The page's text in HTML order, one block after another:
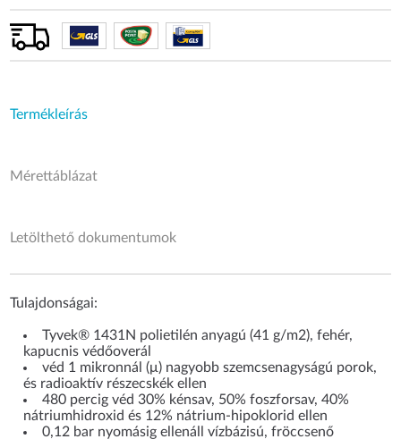
Termékleírás
Mérettáblázat
Letölthető dokumentumok
Tulajdonságai:
Tyvek® 1431N polietilén anyagú (41 g/m2), fehér,
kapucnis védőoverál
véd 1 mikronnál (μ) nagyobb szemcsenagyságú porok,
és radioaktív részecskék ellen
480 percig véd 30% kénsav, 50% foszforsav, 40%
nátriumhidroxid és 12% nátrium-hipoklorid ellen
0,12 bar nyomásig ellenáll vízbázisú, fröccsenő